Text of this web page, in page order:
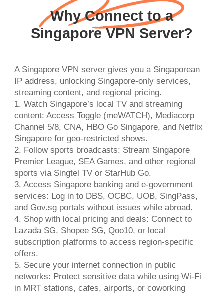
Why Connect to a
Singapore VPN Server?
A Singapore VPN server gives you a Singaporean
IP address, unlocking Singapore-only services,
streaming content, and regional pricing.
1. Watch Singapore’s local TV and streaming
content: Access Toggle (meWATCH), Mediacorp
Channel 5/8, CNA, HBO Go Singapore, and Netflix
Singapore for geo-restricted shows.
2. Follow sports broadcasts: Stream Singapore
Premier League, SEA Games, and other regional
sports via Singtel TV or StarHub Go.
3. Access Singapore banking and e-government
services: Log in to DBS, OCBC, UOB, SingPass,
and Gov.sg portals without issues while abroad.
4. Shop with local pricing and deals: Connect to
Lazada SG, Shopee SG, Qoo10, or local
subscription platforms to access region-specific
offers.
5. Secure your internet connection in public
networks: Protect sensitive data while using Wi-Fi
in MRT stations, cafes, airports, or coworking